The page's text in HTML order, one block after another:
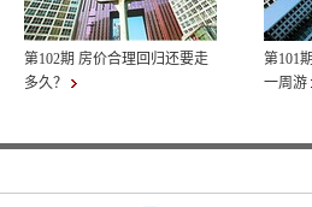
第102期 房价合理回归还要走
多久？
第101
一周游